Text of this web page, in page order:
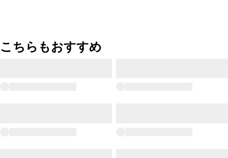
こちらもおすすめ